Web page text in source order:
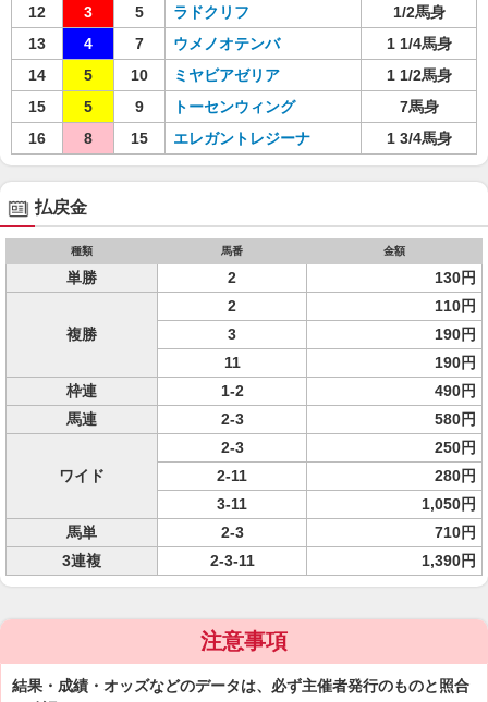
12
3 5 ラドクリフ
1/2馬身
13
4 7 ウメノオテンバ
1 1/4馬身
14
5 10 ミヤビアゼリア
1 1/2馬身
15
5 9 トーセンウィング
7馬身
16
8 15 エレガントレジーナ 1 3/4馬身
払戻金
種類 馬番 金額
単勝 2 130円
複勝
2
110円
3
190円
11
190円
枠連
1-2
490円
馬連
2-3 580円
ワイド
2-3
250円
2-11
280円
3-11
1,050円
馬単
2-3
710円
3連複
2-3-11 1,390円
注意事項
結果・成績・オッズなどのデータは、必ず主催者発行のものと照合